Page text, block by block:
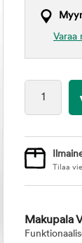
Varaa
Tilaa
Makupala